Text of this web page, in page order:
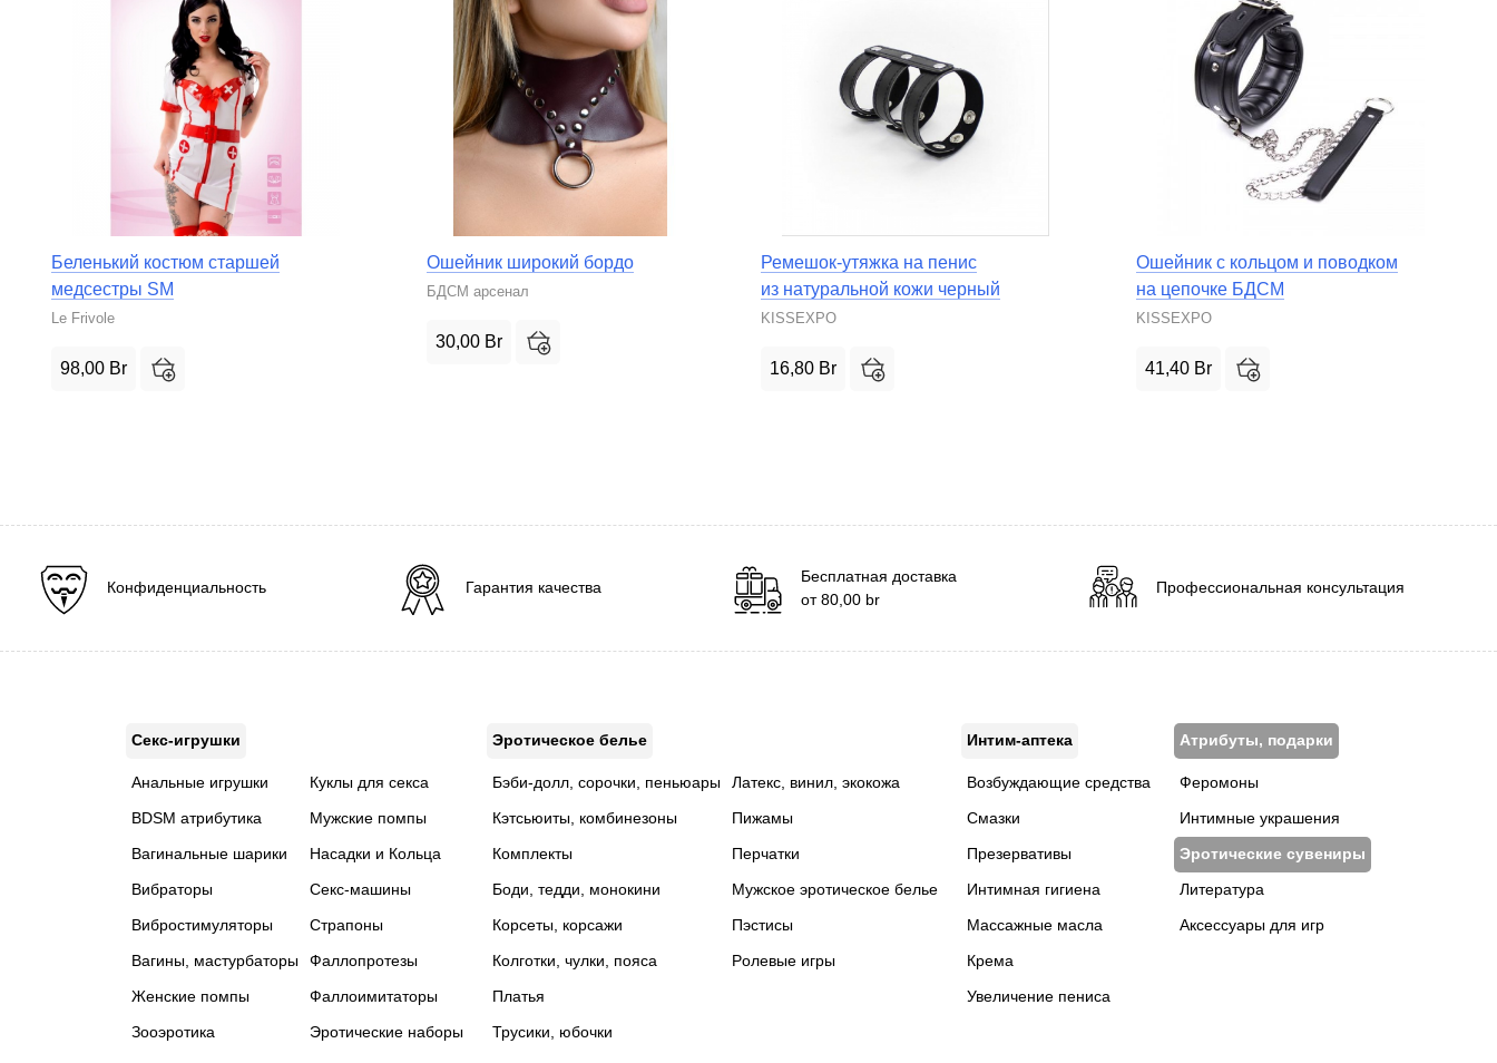
Беленький костюм старшей
медсестры SM
Le Frivole
98,00 Br
Ошейник широкий бордо
БДСМ арсенал
30,00 Br
Ремешок-утяжка на пенис
из натуральной кожи черный
KISSEXPO
16,80 Br
Ошейник с кольцом и поводком
на цепочке БДСМ
KISSEXPO
41,40 Br
Конфиденциальность Гарантия качества
Бесплатная доставка
от80,00 br
Профессиональная консультация
Секс-игрушки
Анальные игрушки
BDSM атрибутика
Вагинальные шарики
Вибраторы
Вибростимуляторы
Вагины, мастурбаторы
Женские помпы
Зооэротика
Куклы для секса
Мужские помпы
Насадки и Кольца
Секс-машины
Страпоны
Фаллопротезы
Фаллоимитаторы
Эротические наборы
Эротическое белье
Бэби-долл, сорочки, пеньюары
Кэтсьюиты, комбинезоны
Комплекты
Боди, тедди, монокини
Корсеты, корсажи
Колготки, чулки, пояса
Платья
Трусики, юбочки
Латекс, винил, экокожа
Пижамы
Перчатки
Мужское эротическое белье
Пэстисы
Pолевые игры
Интим-аптека
Возбуждающие средства
Смазки
Презервативы
Интимная гигиена
Массажные масла
Крема
Увеличение пениса
Атрибуты, подарки
Феромоны
Интимные украшения
Эротические сувениры
Литература
Аксессуары для игр